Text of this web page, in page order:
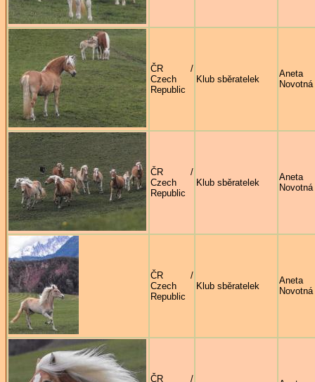
ČR /
Czech
Republic
Klub sběratelek
Aneta
Novotná
ČR /
Czech
Republic
Klub sběratelek
Aneta
Novotná
ČR /
Czech
Republic
Klub sběratelek
Aneta
Novotná
ČR /